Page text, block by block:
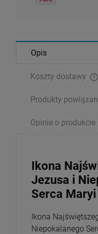
Opis
Koszty dostawy
Produkty
Opinie o produkcie
Ikona
Jezusa i
Serca Maryi
Ikona
Niepokalanego